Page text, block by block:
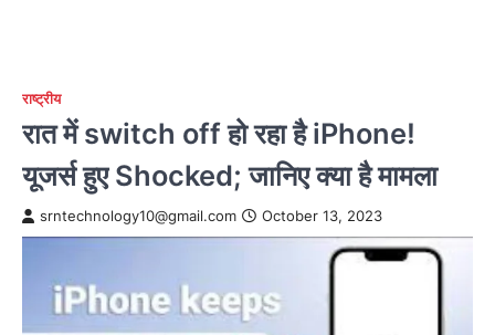
राष्ट्रीय
रात में switch off हो रहा है iPhone!
यूजर्स हुए Shocked; जानिए क्या है मामला
srntechnology10@gmail.com October 13, 2023